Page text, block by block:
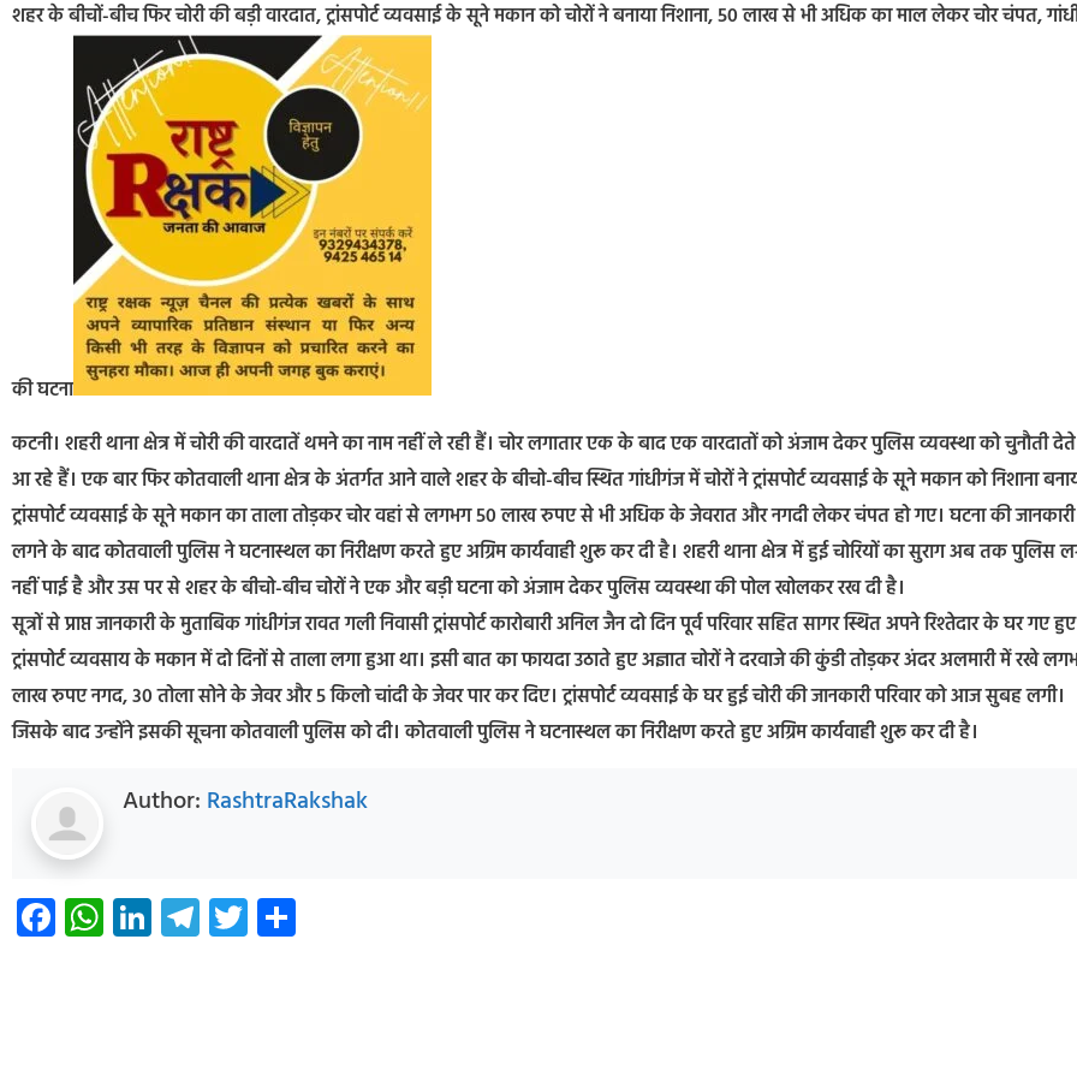
शहर के बीचों-बीच फिर चोरी की बड़ी वारदात, ट्रांसपोर्ट व्यवसाई के सूने मकान को चोरों ने बनाया निशाना, 50 लाख से भी अधिक का माल लेकर चोर चंपत,
की घटना
कटनी। शहरी थाना क्षेत्र में चोरी की वारदातें थमने का नाम नहीं ले रही हैं। चोर लगातार एक के बाद एक वारदातों को अंजाम देकर पुलिस व्यवस्था को चुनौती
आ रहे हैं। एक बार फिर कोतवाली थाना क्षेत्र के अंतर्गत आने वाले शहर के बीचो-बीच स्थित गांधीगंज में चोरों ने ट्रांसपोर्ट व्यवसाई के सूने मकान को निशाना
ट्रांसपोर्ट व्यवसाई के सूने मकान का ताला तोड़कर चोर वहां से लगभग 50 लाख रुपए से भी अधिक के जेवरात और नगदी लेकर चंपत हो गए। घटना की जानकारी
लगने के बाद कोतवाली पुलिस ने घटनास्थल का निरीक्षण करते हुए अग्रिम कार्यवाही शुरू कर दी है। शहरी थाना क्षेत्र में हुई चोरियों का सुराग अब तक पुलिस
नहीं पाई है और उस पर से शहर के बीचो-बीच चोरों ने एक और बड़ी घटना को अंजाम देकर पुलिस व्यवस्था की पोल खोलकर रख दी है।
सूत्रों से प्राप्त जानकारी के मुताबिक गांधीगंज रावत गली निवासी ट्रांसपोर्ट कारोबारी अनिल जैन दो दिन पूर्व परिवार सहित सागर स्थित अपने रिश्तेदार के घर गए
ट्रांसपोर्ट व्यवसाय के मकान में दो दिनों से ताला लगा हुआ था। इसी बात का फायदा उठाते हुए अज्ञात चोरों ने दरवाजे की कुंडी तोड़कर अंदर अलमारी में रखे
लाख रुपए नगद, 30 तोला सोने के जेवर और 5 किलो चांदी के जेवर पार कर दिए। ट्रांसपोर्ट व्यवसाई के घर हुई चोरी की जानकारी परिवार को आज सुबह लगी।
जिसके बाद उन्होंने इसकी सूचना कोतवाली पुलिस को दी। कोतवाली पुलिस ने घटनास्थल का निरीक्षण करते हुए अग्रिम कार्यवाही शुरू कर दी है।
Author: RashtraRakshak
Facebook
WhatsApp
LinkedIn
Telegram
Twitter